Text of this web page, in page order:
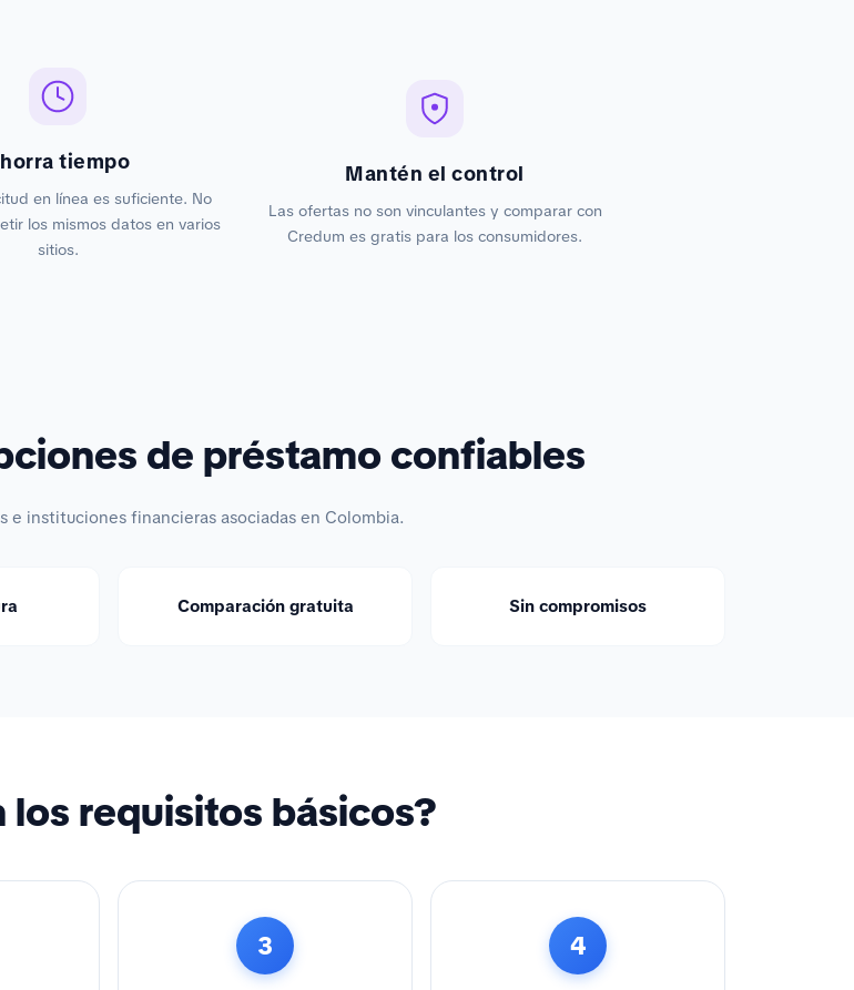
tiempo
en línea es suficiente. No
los mismos datos en varios
sitios.
Mantén el control
Las ofertas no son vinculantes y comparar con
Credum es gratis para los consumidores.
de préstamo confiables
e instituciones financieras asociadas en Colombia.
Comparación gratuita Sin compromisos
los requisitos básicos?
3 4